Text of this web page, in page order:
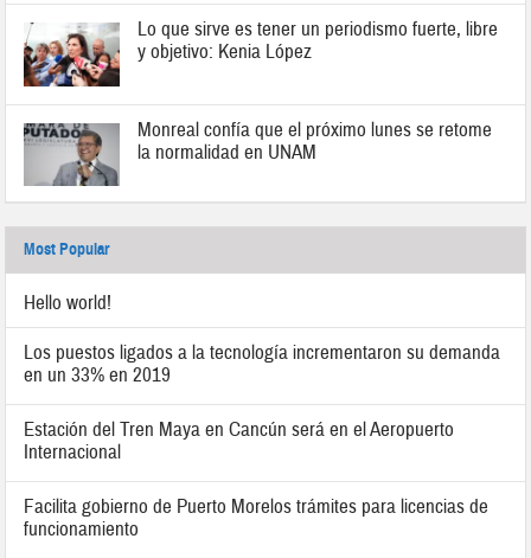
Lo que sirve es tener un periodismo fuerte, libre
y objetivo: Kenia López
Monreal confía que el próximo lunes se retome
la normalidad en UNAM
Most Popular
Hello world!
Los puestos ligados a la tecnología incrementaron su demanda
en un 33% en 2019
Estación del Tren Maya en Cancún será en el Aeropuerto
Internacional
Facilita gobierno de Puerto Morelos trámites para licencias de
funcionamiento